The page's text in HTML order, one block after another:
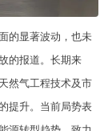
的显著波动，也未
的报道。长期来
然气工程技术及市
提升。当前局势表